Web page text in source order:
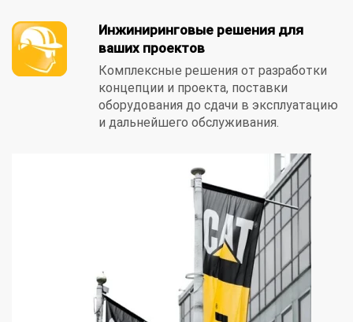
Инжиниринговые решения для
ваших проектов
Комплексные решения от разработки
концепции и проекта, поставки
оборудования до сдачи в эксплуатацию
и дальнейшего обслуживания.